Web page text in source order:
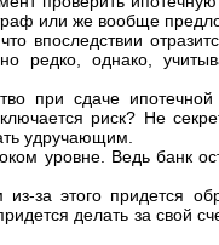
или же вообще
впоследствии
редко, однако,
при сдаче ипотечной
риск? Не
удручающим.
уровне. Ведь банк
за этого придется
делать за свой